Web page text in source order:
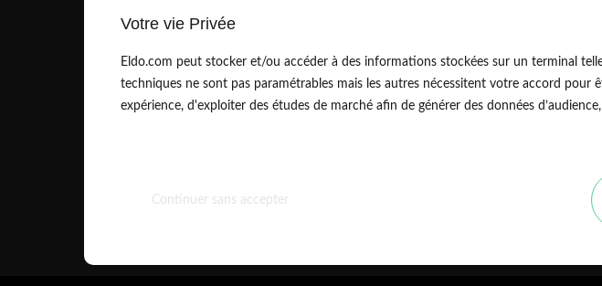
contact@eldo.com
01.83.75.42.90
Rejoindre notre équipe
Votre vie Privée
Eldo.com peut stocker et/ou accéder à des informations stockées sur un terminal
techniques ne sont pas paramétrables mais les autres nécessitent votre accord
expérience, d'exploiter des études de marché afin de générer des données
Continuer sans accepter